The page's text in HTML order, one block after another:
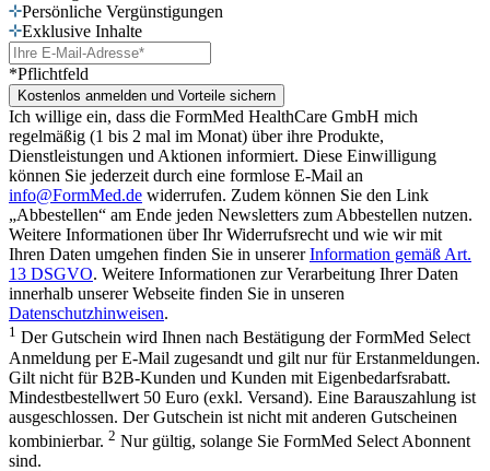
Persönliche Vergünstigungen
Exklusive Inhalte
*Pflichtfeld
Kostenlos anmelden und Vorteile sichern
Ich willige ein, dass die FormMed HealthCare GmbH mich
regelmäßig (1 bis 2 mal im Monat) über ihre Produkte,
Dienstleistungen und Aktionen informiert. Diese Einwilligung
können Sie jederzeit durch eine formlose E-Mail an
info@FormMed.de widerrufen. Zudem können Sie den Link
„Abbestellen“ am Ende jeden Newsletters zum Abbestellen nutzen.
Weitere Informationen über Ihr Widerrufsrecht und wie wir mit
Ihren Daten umgehen finden Sie in unsererInformation gemäß Art.
13 DSGVO. Weitere Informationen zur Verarbeitung Ihrer Daten
innerhalb unserer Webseite finden Sie in unseren
Datenschutzhinweisen.
1 Der Gutschein wird Ihnen nach Bestätigung der FormMed Select
Anmeldung per E-Mail zugesandt und gilt nur für Erstanmeldungen.
Gilt nicht für B2B-Kunden und Kunden mit Eigenbedarfsrabatt.
Mindestbestellwert 50 Euro (exkl. Versand). Eine Barauszahlung ist
ausgeschlossen. Der Gutschein ist nicht mit anderen Gutscheinen
kombinierbar. 2 Nur gültig, solange Sie FormMed Select Abonnent
sind.